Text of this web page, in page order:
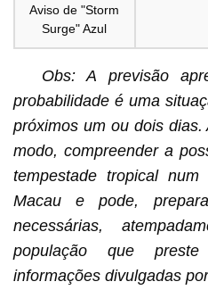
Aviso de "Storm
Surge" Azul
Obs: A previsão
probabilidade é uma
próximos um ou dois
modo, compreender a
tempestade tropical
Macau e pode,
necessárias,
população que
informações divulgadas